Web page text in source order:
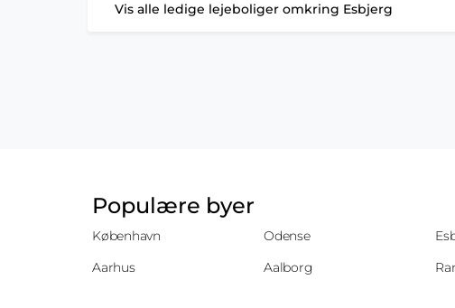
Vis alle ledige lejeboliger omkring Esbjerg
Populære byer
København Odense
Aarhus
Aalborg